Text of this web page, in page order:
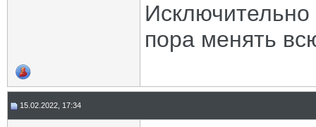
пора менять
15.02.2022, 17:34